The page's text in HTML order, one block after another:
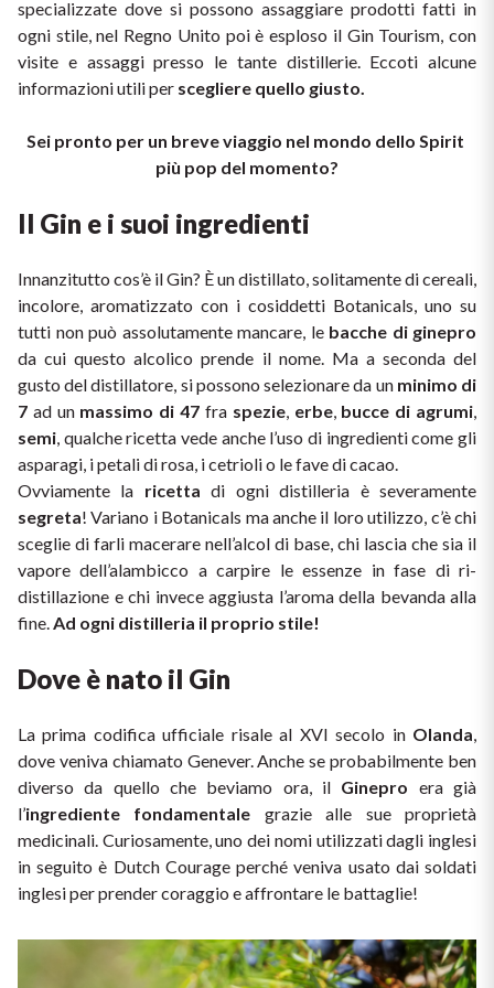
Melini
Monogram
Nino Negri
Tenuta Rapitala'
Vigneti La Selvanella
REGIONE
Basilicata
Bordeaux
Borgogna
Emilia Romagna
Friuli Venezia Giulia
Lazio
Lombardia
Nebbiolo
Negroamaro
Nero D'Avola
Pinot Grigio
Primitivo
Prosecco
Recioto
Ripasso
Sauvignon
Sforzato di Valtellina
Soave
Syrah
Trento DOC
Valpolicella
Il Re dei rossi
Scopri i vini
I BIANCHI DI
SICILIA
Scopri di più
specializzate dove si possono assaggiare prodotti fatti in
ogni stile, nel Regno Unito poi è esploso il Gin Tourism, con
visite e assaggi presso le tante distillerie. Eccoti alcune
informazioni utili per scegliere quello giusto.
Sei pronto per un breve viaggio nel mondo dello Spirit
più pop del momento?
Il Gin e i suoi ingredienti
Innanzitutto cos’è il Gin? È un distillato, solitamente di cereali,
incolore, aromatizzato con i cosiddetti Botanicals, uno su
tutti non può assolutamente mancare, le
da cui questo alcolico prende il nome. Ma a seconda del
gusto del distillatore, si possono selezionare da un minimo di
7 ad un massimo di 47 fra spezie, erbe, bucce di agrumi
semi, qualche ricetta vede anche l’uso di ingredienti come gli
asparagi, i petali di rosa, i cetrioli o le fave di cacao.
Ovviamente la ricetta
segreta! Variano i Botanicals ma anche il loro utilizzo, c’è chi
sceglie di farli macerare nell’alcol di base, chi lascia che sia il
vapore dell’alambicco a carpire le essenze in fase di ri-
distillazione e chi invece aggiusta l’aroma della bevanda alla
fine. Ad ogni distilleria il proprio stile!
Dove è nato il Gin
La prima codifica ufficiale risale al XVI secolo in Olanda,
dove veniva chiamato Genever. Anche se probabilmente ben
diverso da quello che beviamo ora, il Ginepro era già
l’ingrediente fondamentale grazie alle sue proprietà
medicinali. Curiosamente, uno dei nomi utilizzati dagli inglesi
in seguito è Dutch Courage perché veniva usato dai soldati
inglesi per prender coraggio e affrontare le battaglie!